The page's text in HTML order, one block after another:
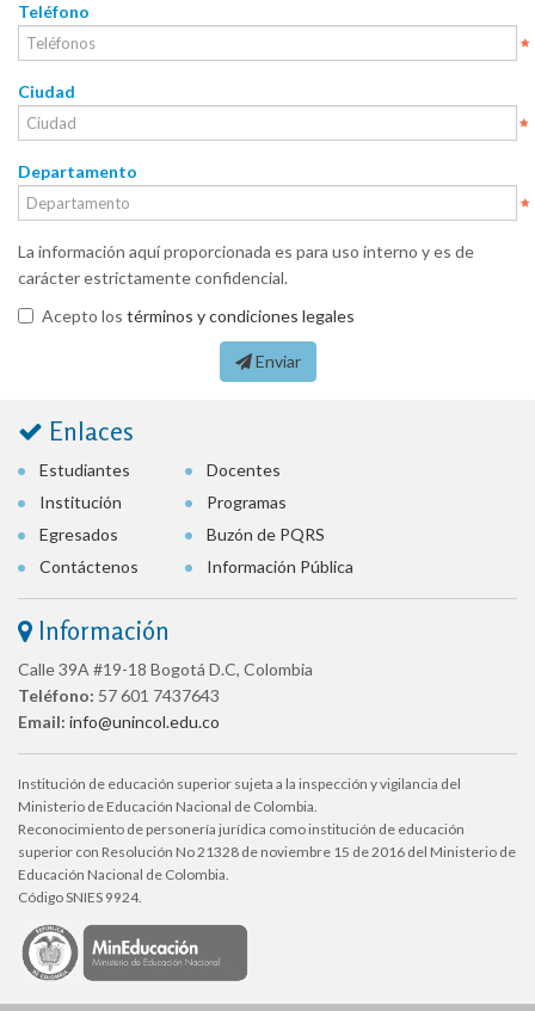
Teléfono
Ciudad
Departamento
La información aquí proporcionada es para uso interno y es de
carácter estrictamente confidencial.
Acepto los términos y condiciones legales
Enviar
Enlaces
Estudiantes
Docentes
Institución
Programas
Egresados
Buzón de PQRS
Contáctenos
Información Pública
Información
Calle 39A #19-18 Bogotá D.C, Colombia
Teléfono: 57 601 7437643
Email: info@unincol.edu.co
Institución de educación superior sujeta a la inspección y vigilancia del
Ministerio de Educación Nacional de Colombia.
Reconocimiento de personería jurídica como institución de educación
superior con Resolución No 21328 de noviembre 15 de 2016 del Ministerio de
Educación Nacional de Colombia.
Código SNIES 9924.